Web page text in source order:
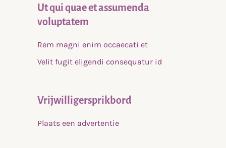
Ut qui quae et assumenda
voluptatem
Rem magni enim occaecati et
Velit fugit eligendi consequatur id
Vrijwilligersprikbord
Plaats een advertentie